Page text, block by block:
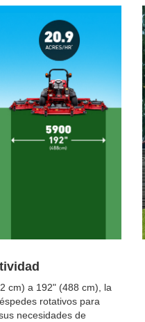
cm) a 192" (488 cm), la
rotativos para
necesidades de